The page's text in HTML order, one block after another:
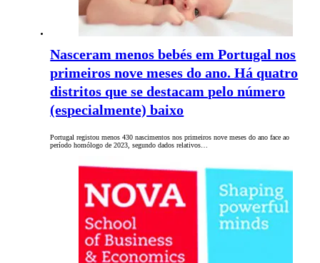
Nasceram menos bebés em Portugal nos
primeiros nove meses do ano. Há quatro
distritos que se destacam pelo número
(especialmente) baixo
Portugal registou menos 430 nascimentos nos primeiros nove meses do ano face ao
período homólogo de 2023, segundo dados relativos…